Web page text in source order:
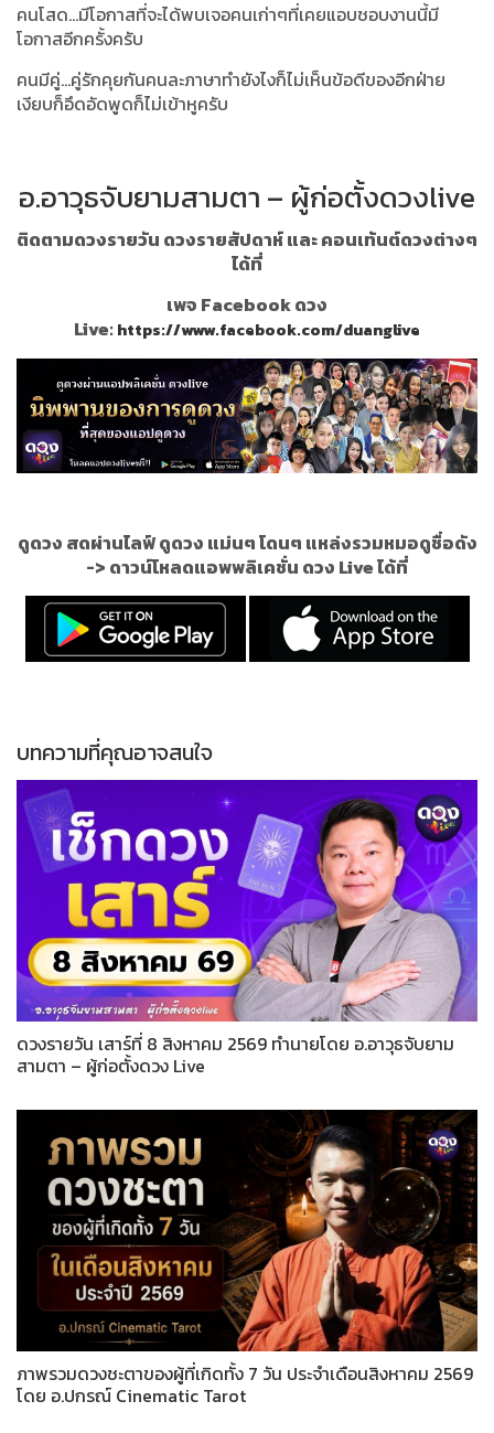
คนโสด...มีโอกาสที่จะได้พบเจอคนเก่าๆที่เคยแอบชอบงานนี้มี
โอกาสอีกครั้งครับ
คนมีคู่...คู่รักคุยกันคนละภาษาทำยังไงก็ไม่เห็นข้อดีของอีกฝ่าย
เงียบก็อึดอัดพูดก็ไม่เข้าหูครับ
อ.อาวุธจับยามสามตา – ผู้ก่อตั้งดวงlive
ติดตามดวงรายวัน ดวงรายสัปดาห์ และ คอนเท้นต์ดวงต่างๆ
ได้ที่
เพจ Facebook ดวง
Live:https://www.facebook.com/duanglive
ดูดวง สดผ่านไลฟ์ ดูดวง แม่นๆ โดนๆ แหล่งรวมหมอดูชื่อดัง
-> ดาวน์โหลดแอพพลิเคชั่น ดวง Live ได้ที่
บทความที่คุณอาจสนใจ
ดวงรายวัน เสาร์ที่ 8 สิงหาคม 2569 ทำนายโดย อ.อาวุธจับยาม
สามตา – ผู้ก่อตั้งดวง Live
ภาพรวมดวงชะตาของผู้ที่เกิดทั้ง 7 วัน ประจำเดือนสิงหาคม 2569
โดย อ.ปกรณ์ Cinematic Tarot